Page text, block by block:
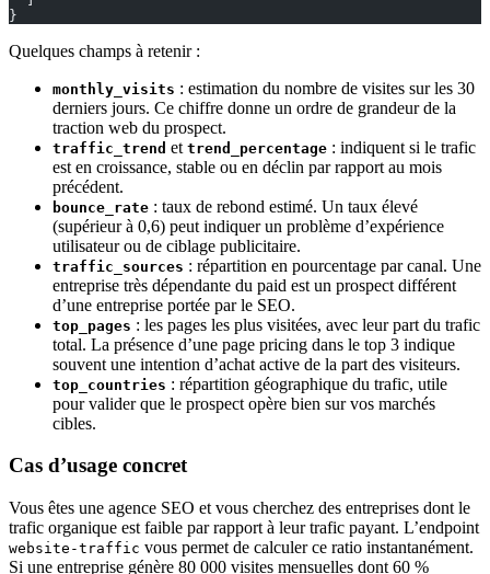
}
Quelques champs à retenir :
monthly_visits : estimation du nombre de visites sur les 30
derniers jours. Ce chiffre donne un ordre de grandeur de la
traction web du prospect.
traffic_trend et trend_percentage : indiquent si le trafic
est en croissance, stable ou en déclin par rapport au mois
précédent.
bounce_rate : taux de rebond estimé. Un taux élevé
(supérieur à 0,6) peut indiquer un problème d’expérience
utilisateur ou de ciblage publicitaire.
traffic_sources : répartition en pourcentage par canal. Une
entreprise très dépendante du paid est un prospect différent
d’une entreprise portée par le SEO.
top_pages : les pages les plus visitées, avec leur part du trafic
total. La présence d’une page pricing dans le top 3 indique
souvent une intention d’achat active de la part des visiteurs.
top_countries : répartition géographique du trafic, utile
pour valider que le prospect opère bien sur vos marchés
cibles.
Cas d’usage concret
Vous êtes une agence SEO et vous cherchez des entreprises dont le
trafic organique est faible par rapport à leur trafic payant. L’endpoint
website-traffic vous permet de calculer ce ratio instantanément.
Si une entreprise génère 80 000 visites mensuelles dont 60 %